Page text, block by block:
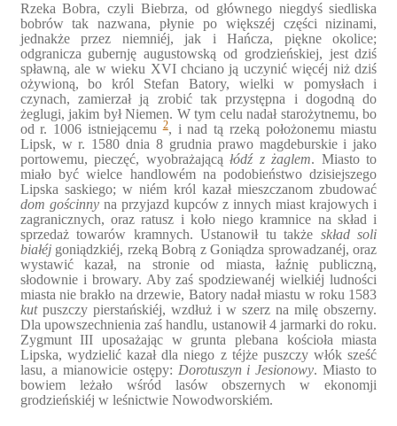
Rzeka Bobra, czyli Biebrza, od głównego niegdyś siedliska
bobrów tak nazwana, płynie po większéj części nizinami,
jednakże przez niemniéj, jak i Hańcza, piękne okolice;
odgranicza gubernję augustowską od grodzieńskiej, jest dziś
spławną, ale w wieku XVI chciano ją uczynić więcéj niż dziś
ożywioną, bo król Stefan Batory, wielki w pomysłach i
czynach, zamierzał ją zrobić tak przystępna i dogodną do
żeglugi, jakim był Niemen. W tym celu nadał starożytnemu, bo
od r. 1006 istniejącemu2, i nad tą rzeką położonemu miastu
Lipsk, w r. 1580 dnia 8 grudnia prawo magdeburskie i jako
portowemu, pieczęć, wyobrażającąłódź z żaglem. Miasto to
miało być wielce handlowém na podobieństwo dzisiejszego
Lipska saskiego; w niém król kazał mieszczanom zbudować
dom gościnnyna przyjazd kupców z innych miast krajowych i
zagranicznych, oraz ratusz i koło niego kramnice na skład i
sprzedaż towarów kramnych. Ustanowił tu także skład soli
białéjgoniądzkiéj, rzeką Bobrą z Goniądza sprowadzanéj, oraz
wystawić kazał, na stronie od miasta, łaźnię publiczną,
słodownie i browary. Aby zaś spodziewanéj wielkiéj ludności
miasta nie brakło na drzewie, Batory nadał miastu w roku 1583
kutpuszczy pierstańskiéj, wzdłuż i w szerz na milę obszerny.
Dla upowszechnienia zaś handlu, ustanowił 4 jarmarki do roku.
Zygmunt III uposażając w grunta plebana kościoła miasta
Lipska, wydzielić kazał dla niego z téjże puszczy włók sześć
lasu, a mianowicie ostępy: Dorotuszyn i Jesionowy. Miasto to
bowiem leżało wśród lasów obszernych w ekonomji
grodzieńskiéj w leśnictwie Nowodworskiém.